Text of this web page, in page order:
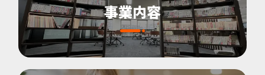
事業内容